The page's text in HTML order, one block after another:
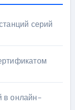
серий
в онлайн-